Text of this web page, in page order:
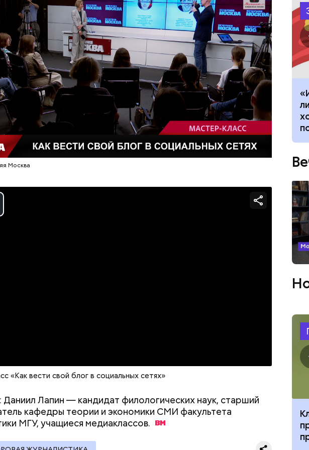
Москва
«Как вести свой блог в социальных сетях»
Даниил Лапин — кандидат филологических наук, старший
кафедры теории и экономики СМИ факультета
МГУ, учащиеся медиаклассов.
не стоит собирать грибы у обочин дорог или
предприятиями, так как они могут
в себе токсические вещества.
Мужчина умер после укуса
гадюки: как отличить ее от
ужа и когда она атакует
Дебошир и «гроза»
силовиков: кто такой Роберт
Гилман, которого просят
освободить США
Как узнать, снесут ли дом по
реновации в Москве: где
Как предотвратить развитие
диабета